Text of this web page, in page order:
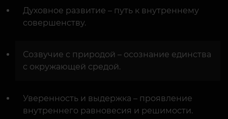
Духовное развитие – путь к внутреннему
совершенству.
Созвучие с природой – осознание единства
с окружающей средой.
Уверенность и выдержка – проявление
внутреннего равновесия и решимости.